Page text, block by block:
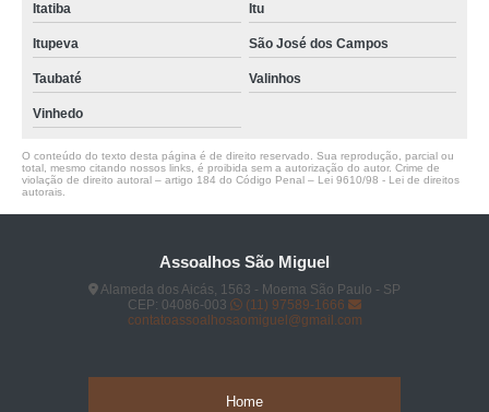
Itatiba Itu
Itupeva São José dos Campos
Taubaté Valinhos
Vinhedo
O conteúdo do texto desta página é de direito reservado. Sua reprodução, parcial ou
total, mesmo citando nossos links, é proibida sem a autorização do autor. Crime de
violação de direito autoral – artigo 184 do Código Penal – Lei 9610/98 - Lei de direitos
autorais
Assoalhos São Miguel
Alameda dos Aicás, 1563 - Moema São Paulo - SP
CEP: 04086-003
(11) 97589-1666
contatoassoalhosaomiguel@gmail.com
Home